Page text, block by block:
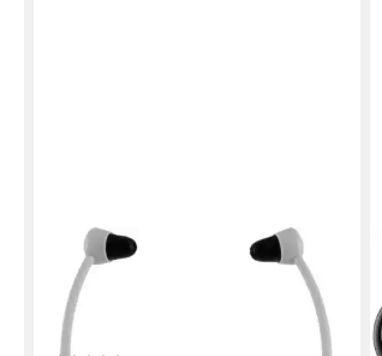
TECHNISAT
STEREOMAN ISI 3 Funk-Kopfhörer
9 Std.
0.186 kg